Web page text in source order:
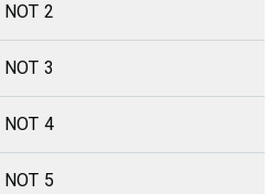
NOT 2
NOT 3
NOT 4
NOT 5